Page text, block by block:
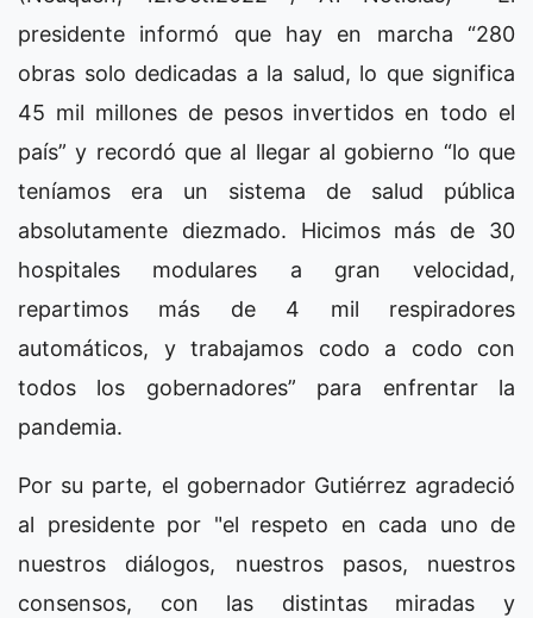
presidente informó que hay en marcha “280
obras solo dedicadas a la salud, lo que significa
45 mil millones de pesos invertidos en todo el
país” y recordó que al llegar al gobierno “lo que
teníamos era un sistema de salud pública
absolutamente diezmado. Hicimos más de 30
hospitales modulares a gran velocidad,
repartimos más de 4 mil respiradores
automáticos, y trabajamos codo a codo con
todos los gobernadores” para enfrentar la
pandemia.
Por su parte, el gobernador Gutiérrez agradeció
al presidente por "el respeto en cada uno de
nuestros diálogos, nuestros pasos, nuestros
consensos, con las distintas miradas y